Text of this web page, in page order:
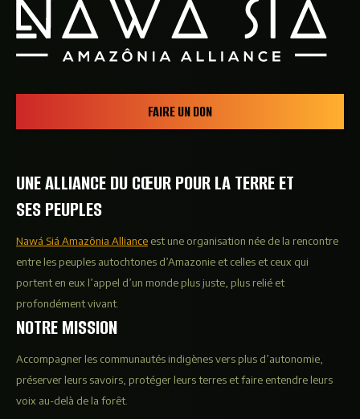
FAIRE UN DON
UNE ALLIANCE DU CŒUR POUR LA TERRE ET
SES PEUPLES
Nawá Siá Amazônia Alliance est une organisation née de la rencontre
entre les peuples autochtones d’Amazonie et celles et ceux qui
portent en eux l’appel d’un monde plus juste, plus relié et
profondément vivant.
NOTRE MISSION
Accompagner les communautés indigènes vers plus d’autonomie,
préserver leurs savoirs, protéger leurs terres et faire entendre leurs
voix au-delà de la forêt.